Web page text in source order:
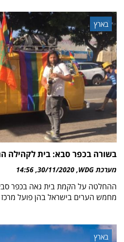
בארץ
בשורה בכפר סבא: בית לקהילה
מערכת WDG 30/11/2020
14:56
ההחלטה על הקמת בית גאה בכפר
מחמש הערים בישראל בהן פועל
בארץ